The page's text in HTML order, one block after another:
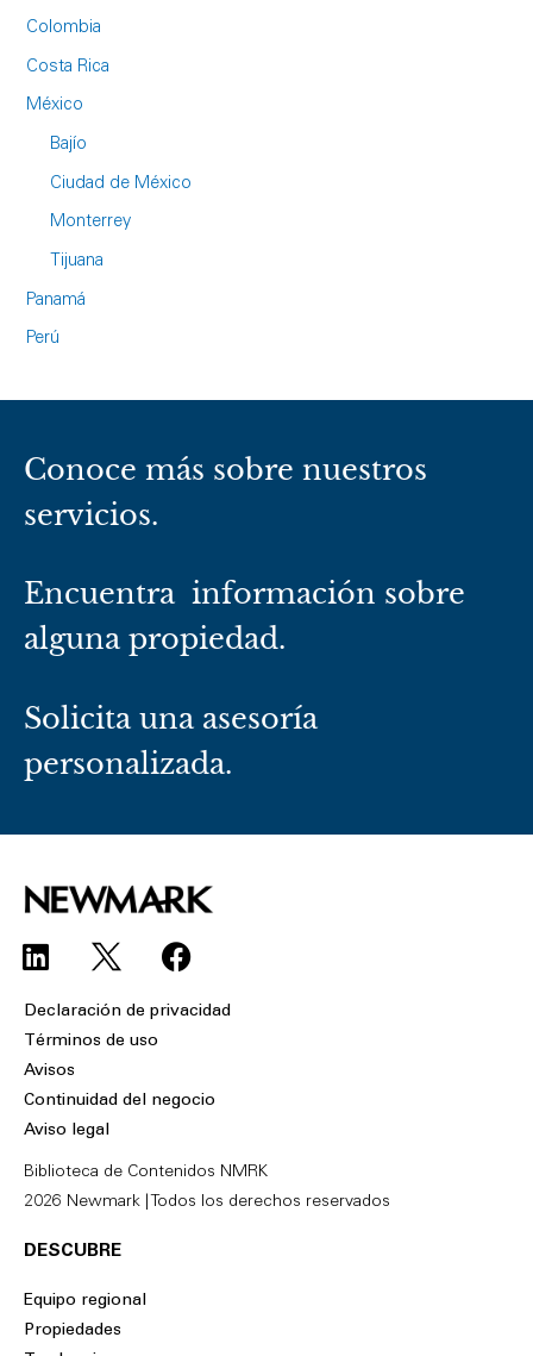
Colombia
Costa Rica
México
Bajío
Ciudad de México
Monterrey
Tijuana
Panamá
Perú
Conoce más sobre nuestros
servicios.
Encuentra información sobre
alguna propiedad.
Solicita una asesoría
personalizada.
L
i
n
k
e
d
i
F
a
c
o
o
Declaración de privacidad
Términos de uso
Avisos
Continuidad del negocio
Aviso legal
Biblioteca de Contenidos NMRK
2026 Newmark | Todos los derechos reservados
DESCUBRE
Equipo regional
Propiedades